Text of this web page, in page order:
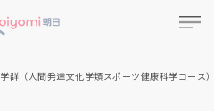
群（人間発達文化学類スポーツ健康科学コース